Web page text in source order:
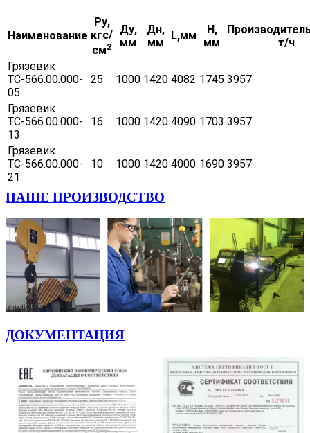
Наименование
Ру,
кгс/
см2
Ду,
мм
Дн,
мм
L,мм
H,
мм
т/ч
Грязевик
ТС-566.00.000-
05
25 1000 1420 4082 1745 3957
Грязевик
ТС-566.00.000-
13
16 1000 1420 4090 1703 3957
Грязевик
ТС-566.00.000-
21
10 1000 1420 4000 1690 3957
НАШЕ ПРОИЗВОДСТВО
ДОКУМЕНТАЦИЯ